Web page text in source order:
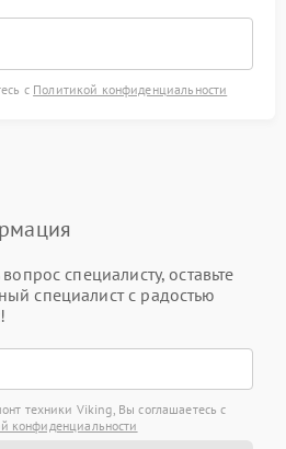
с Политикой конфиденциальности
специалисту, оставьте
специалист с радостью
техники Viking, Вы соглашаетесь с
конфиденциальности